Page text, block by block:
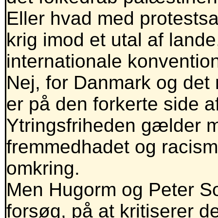
Eller hvad med
krig imod et utal af
internationale
Nej, for Danmark og
er på den forkerte side
Ytringsfriheden gælder
fremmedhadet og
omkring.
Men Hugorm og Peter
forsøg, på at kritiserer